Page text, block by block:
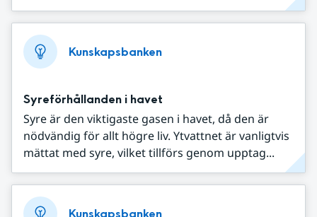
Kunskapsbanken
Syreförhållanden i havet
Syre är den viktigaste gasen i havet, då den är
nödvändig för allt högre liv. Ytvattnet är vanligtvis
mättat med syre, vilket tillförs genom upptag...
Kunskapsbanken